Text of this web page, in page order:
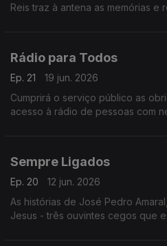
Reis traz à antena as memórias e
Rádio para Todos
Ep. 21
19 jun. 2026
Cumprirá o serviço público as
acesso à rádio de pessoas com
Sempre Ligados
Ep. 20
12 jun. 2026
As histórias de José Pedro
Jesus - três ouvintes cegos que